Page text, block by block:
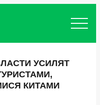
УСИЛЯТ
КИТАМИ